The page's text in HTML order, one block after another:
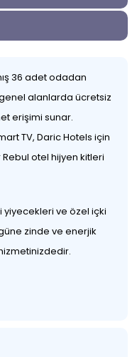
36 adet odadan
alanlarda ücretsiz
erişimi sunar.
TV, Daric Hotels için
otel hijyen kitleri
yiyecekleri ve özel içki
zinde ve enerjik